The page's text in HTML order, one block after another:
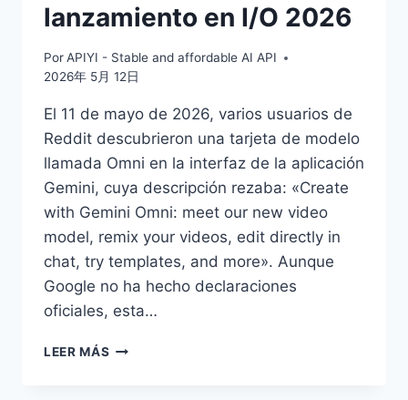
lanzamiento en I/O 2026
PorAPIYI - Stable and affordable AI API
2026年 5月 12日
El 11 de mayo de 2026, varios usuarios de
Reddit descubrieron una tarjeta de modelo
llamada Omni en la interfaz de la aplicación
Gemini, cuya descripción rezaba: «Create
with Gemini Omni: meet our new video
model, remix your videos, edit directly in
chat, try templates, and more». Aunque
Google no ha hecho declaraciones
oficiales, esta…
LEER MÁS RESUMEN